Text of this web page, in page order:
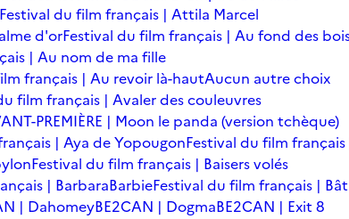
Festival du film français | Attila Marcel
d'orFestival du film français | Au fond des
| Au nom de ma fille
français | Au revoir là-hautAucun autre choix
film français | Avaler des couleuvres
PREMIÈRE | Moon le panda (version tchèque)
| Aya de YopougonFestival du film français
Festival du film français | Baisers volés
| BarbaraBarbieFestival du film français |
| DahomeyBE2CAN | DogmaBE2CAN | Exit 8